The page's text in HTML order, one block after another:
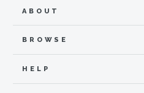
ABOUT
BROWSE
HELP